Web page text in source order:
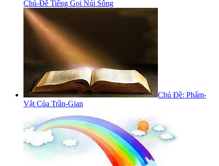
Chủ-Đề Tiếng Gọi Núi Sông
Chủ Đề: Phẩm-
Vật Của Trần-Gian